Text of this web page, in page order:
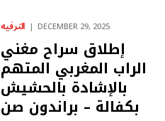
الترفيه DECEMBER 29, 2025
إطلاق سراح مغني
الراب المغربي المتهم
بالإشادة بالحشيش
بكفالة – ​​براندون صن